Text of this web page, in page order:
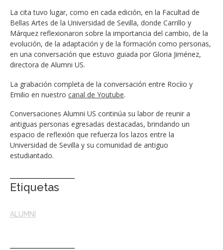
La cita tuvo lugar, como en cada edición, en la Facultad de
Bellas Artes de la Universidad de Sevilla, donde Carrillo y
Márquez reflexionaron sobre la importancia del cambio, de la
evolución, de la adaptación y de la formación como personas,
en una conversación que estuvo guiada por Gloria Jiménez,
directora de Alumni US.
La grabación completa de la conversación entre Rocíio y
Emilio en nuestro canal de Youtube.
Conversaciones Alumni US continúa su labor de reunir a
antiguas personas egresadas destacadas, brindando un
espacio de reflexión que refuerza los lazos entre la
Universidad de Sevilla y su comunidad de antiguo
estudiantado.
Etiquetas
ALUMNI